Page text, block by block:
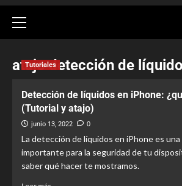
atajo detección de
Tutoriales
Detección de líquidos en iPhone:
(Tutorial y atajo)
junio 13, 2022 0
La detección de líquidos en iPhone es
importante para la seguridad de tu
saber qué hacer te mostramos.